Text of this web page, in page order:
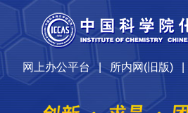
网上办公平台|所内网(旧版)|